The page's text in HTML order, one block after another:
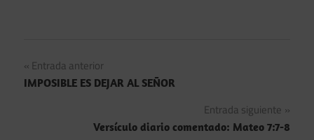
Navegación
de
entradas
Entrada anterior
IMPOSIBLE ES DEJAR AL SEÑOR
Entrada siguiente
Versículo diario comentado: Mateo 7:7-8